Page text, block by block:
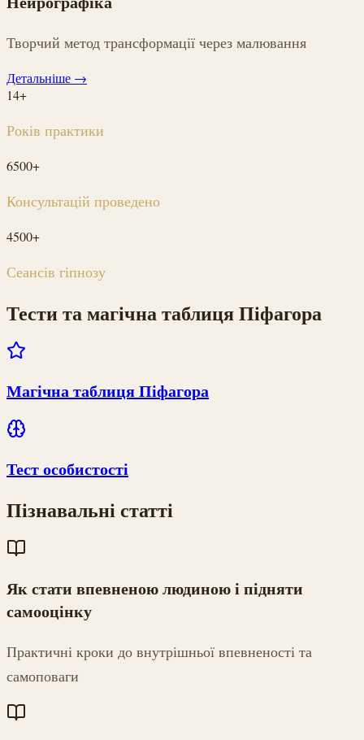
Творчий метод трансформації через малювання
Детальніше →
14+
Років практики
6500+
Консультацій проведено
4500+
Сеансів гіпнозу
Тести та магічна таблиця Піфагора
Магічна таблиця Піфагора
Тест особистості
Пізнавальні статті
Як стати впевненою людиною і підняти
самооцінку
Практичні кроки до внутрішньої впевненості та
самоповаги